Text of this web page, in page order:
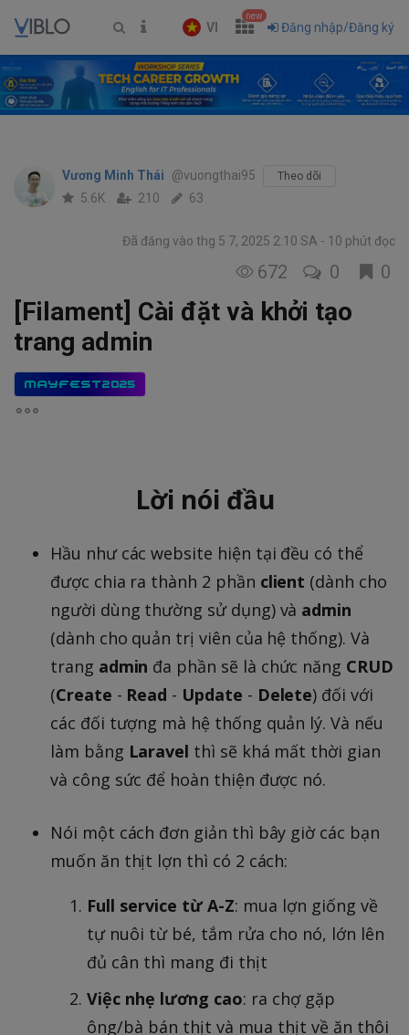
VI
new
Đăng nhập/Đăng ký
Vương Minh Thái @vuongthai95 Theo dõi
5.6K 210 63
Đã đăng vào thg 5 7, 2025 2:10 SA 10 phút đọc
672 0 0
[Filament] Cài đặt và khởi tạo
trang admin
MAYFEST2025
Lời nói đầu
Hầu như các website hiện tại đều có thể
được chia ra thành 2 phần client (dành cho
người dùng thường sử dụng) và admin
(dành cho quản trị viên của hệ thống). Và
trang admin đa phần sẽ là chức năng CRUD
(Create - Read - Update - Delete) đối với
các đối tượng mà hệ thống quản lý. Và nếu
làm bằng Laravel thì sẽ khá mất thời gian
và công sức để hoàn thiện được nó.
Nói một cách đơn giản thì bây giờ các bạn
muốn ăn thịt lợn thì có 2 cách:
Full service từ A-Z: mua lợn giống về
tự nuôi từ bé, tắm rửa cho nó, lớn lên
đủ cân thì mang đi thịt
Việc nhẹ lương cao: ra chợ gặp
ông/bà bán thịt và mua thịt về ăn thôi